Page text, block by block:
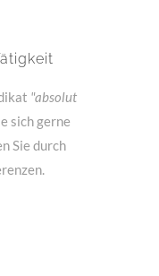
"absolut
sich gerne
Sie durch